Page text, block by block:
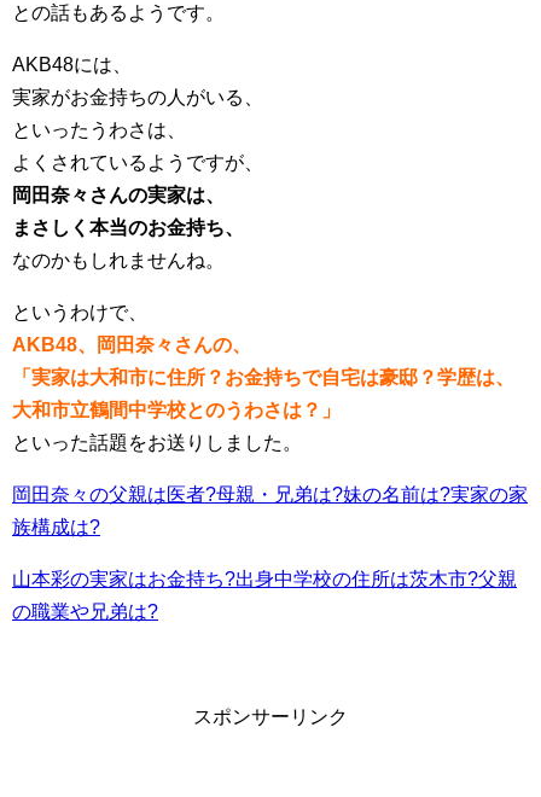
との話もあるようです。
AKB48には、
実家がお金持ちの人がいる、
といったうわさは、
よくされているようですが、
岡田奈々さんの実家は、
まさしく本当のお金持ち、
なのかもしれませんね。
というわけで、
AKB48、岡田奈々さんの、
「実家は大和市に住所？お金持ちで自宅は豪邸？学歴は、
大和市立鶴間中学校とのうわさは？」
といった話題をお送りしました。
岡田奈々の父親は医者?母親・兄弟は?妹の名前は?実家の家
族構成は?
山本彩の実家はお金持ち?出身中学校の住所は茨木市?父親
の職業や兄弟は?
スポンサーリンク